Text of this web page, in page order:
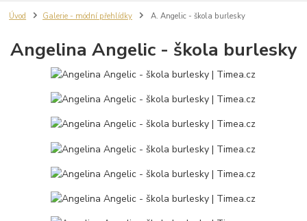
Úvod Galerie - módní přehlídky A. Angelic - škola burlesky
Angelina Angelic - škola burlesky